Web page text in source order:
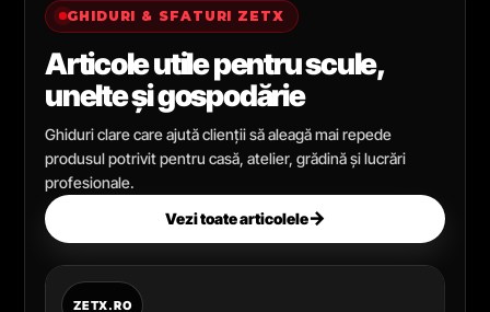
GHIDURI & SFATURI ZETX
Articole utile pentru scule,
unelte și gospodărie
Ghiduri clare care ajută clienții să aleagă mai repede
produsul potrivit pentru casă, atelier, grădină și lucrări
profesionale.
Vezi toate articolele→